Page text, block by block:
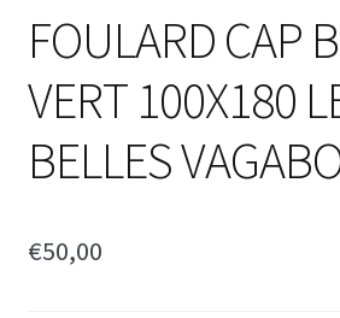
FOULARD CAP
VERT 100X180
BELLES
€50,00